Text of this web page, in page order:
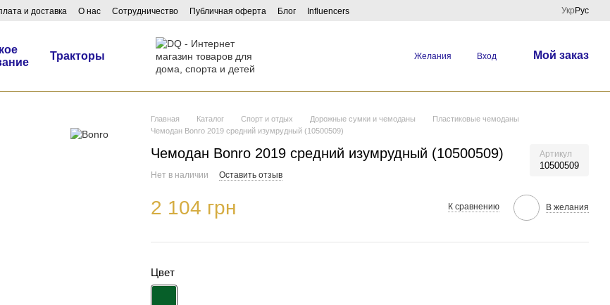
и доставка О нас Сотрудничество Публичная оферта Блог Influencers Укр Рус
Тракторы Желания Вход Мой заказ
Главная Каталог Спорт и отдых Дорожные сумки и чемоданы
Пластиковые чемоданы
Чемодан Bonro 2019 средний изумрудный (10500509)
Чемодан Bonro 2019 средний изумрудный (10500509) Артикул
10500509
Нет в наличии Оставить отзыв
2 104 грн К сравнению В желания
Цвет